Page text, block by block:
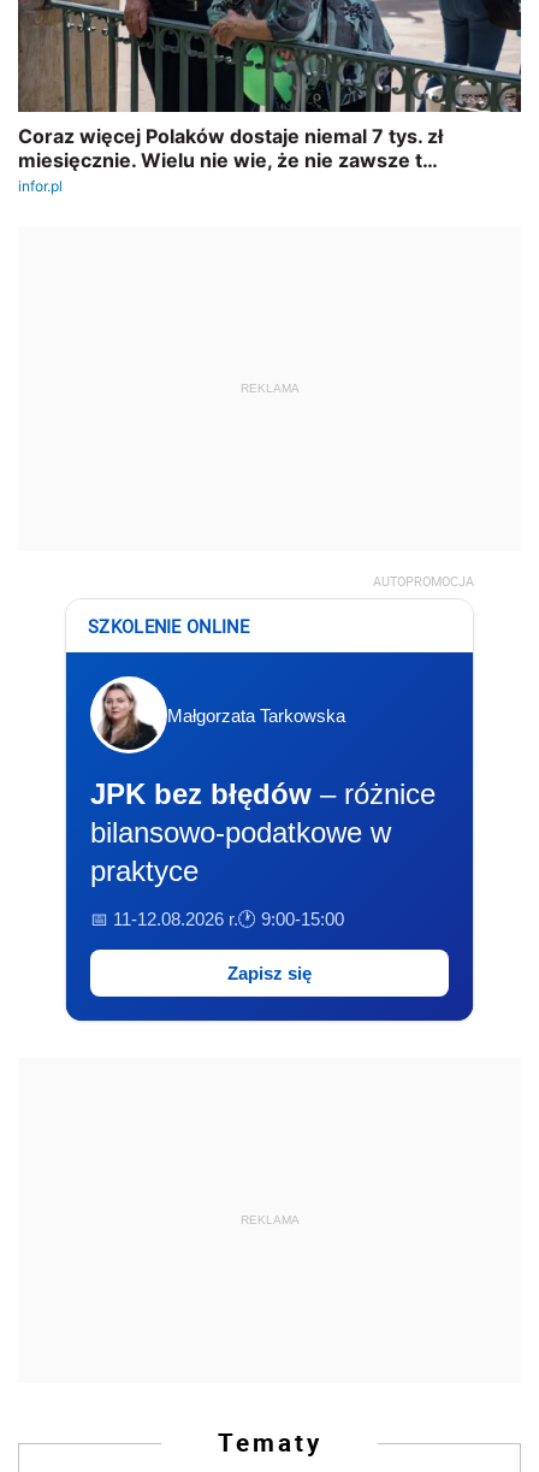
REKLAMA
AUTOPROMOCJA
SZKOLENIE ONLINE
Małgorzata Tarkowska
JPK bez błędów – różnice
bilansowo-podatkowe w
praktyce
📅 11-12.08.2026 r.🕐 9:00-15:00
Zapisz się
REKLAMA
Tematy